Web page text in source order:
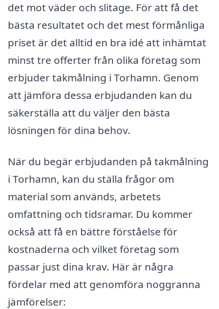
det mot väder och slitage. För att få det
bästa resultatet och det mest förmånliga
priset är det alltid en bra idé att inhämtat
minst tre offerter från olika företag som
erbjuder takmålning i Torhamn. Genom
att jämföra dessa erbjudanden kan du
säkerställa att du väljer den bästa
lösningen för dina behov.
När du begär erbjudanden på takmålning
i Torhamn, kan du ställa frågor om
material som används, arbetets
omfattning och tidsramar. Du kommer
också att få en bättre förståelse för
kostnaderna och vilket företag som
passar just dina krav. Här är några
fördelar med att genomföra noggranna
jämförelser: